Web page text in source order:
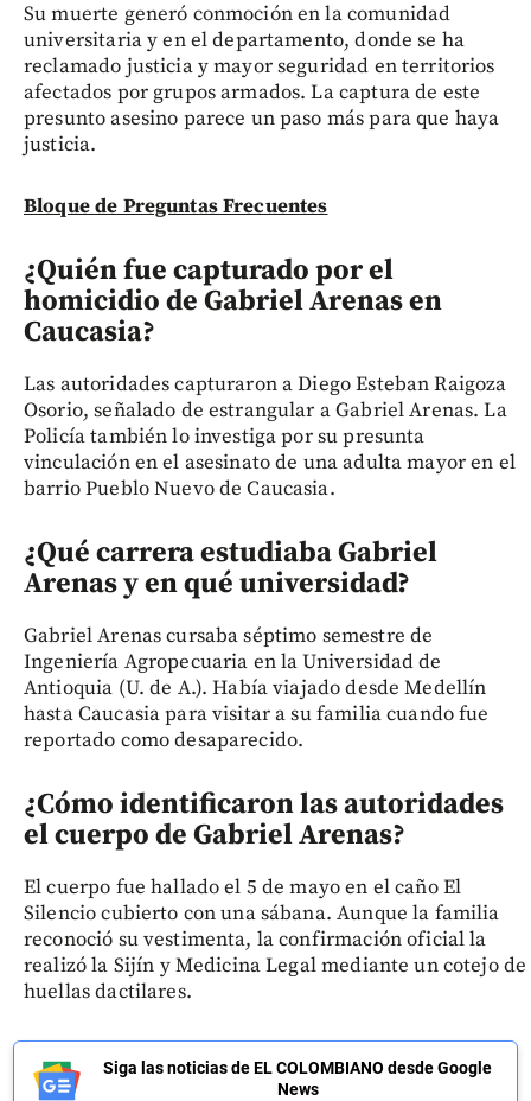
Su muerte generó conmoción en la comunidad
universitaria y en el departamento, donde se ha
reclamado justicia y mayor seguridad en territorios
afectados por grupos armados. La captura de este
presunto asesino parece un paso más para que haya
justicia.
Bloque de Preguntas Frecuentes
¿Quién fue capturado por el
homicidio de Gabriel Arenas en
Caucasia?
Las autoridades capturaron a Diego Esteban Raigoza
Osorio, señalado de estrangular a Gabriel Arenas. La
Policía también lo investiga por su presunta
vinculación en el asesinato de una adulta mayor en el
barrio Pueblo Nuevo de Caucasia.
¿Qué carrera estudiaba Gabriel
Arenas y en qué universidad?
Gabriel Arenas cursaba séptimo semestre de
Ingeniería Agropecuaria en la Universidad de
Antioquia (U. de A.). Había viajado desde Medellín
hasta Caucasia para visitar a su familia cuando fue
reportado como desaparecido.
¿Cómo identificaron las autoridades
el cuerpo de Gabriel Arenas?
El cuerpo fue hallado el 5 de mayo en el caño El
Silencio cubierto con una sábana. Aunque la familia
reconoció su vestimenta, la confirmación oficial la
realizó la Sijín y Medicina Legal mediante un cotejo de
huellas dactilares.
Siga las noticias de EL COLOMBIANO desde Google
News